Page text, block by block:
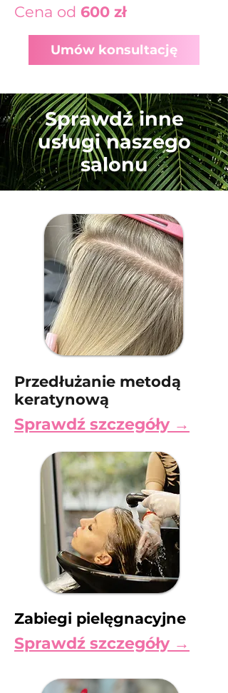
Cena od 600 zł
Umów konsultację
Sprawdź inne
usługi naszego
salonu
Przedłużanie metodą
keratynową
Sprawdź szczegóły →
Zabiegi pielęgnacyjne
Sprawdź szczegóły →